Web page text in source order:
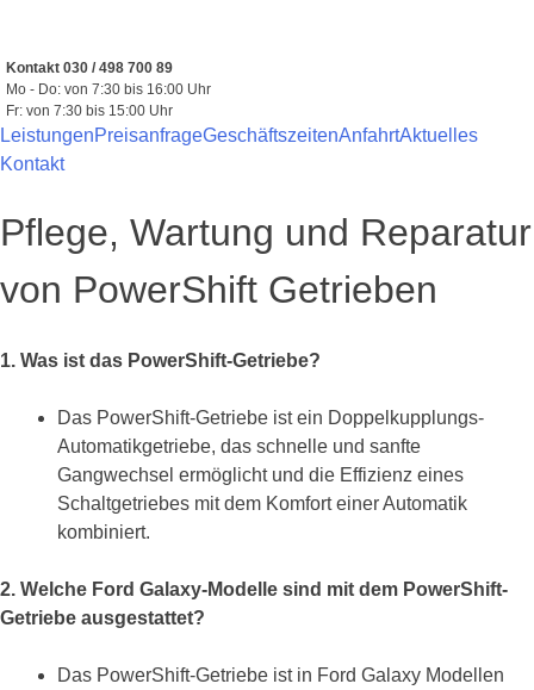
springen
Kontakt 030 / 498 700 89
Mo - Do: von 7:30 bis 16:00 Uhr
Fr: von 7:30 bis 15:00 Uhr
LeistungenPreisanfrageGeschäftszeitenAnfahrtAktuelles
Kontakt
Pflege, Wartung und Reparatur
von PowerShift Getrieben
1. Was ist das PowerShift-Getriebe?
Das PowerShift-Getriebe ist ein Doppelkupplungs-
Automatikgetriebe, das schnelle und sanfte
Gangwechsel ermöglicht und die Effizienz eines
Schaltgetriebes mit dem Komfort einer Automatik
kombiniert.
2. Welche Ford Galaxy-Modelle sind mit dem PowerShift-
Getriebe ausgestattet?
Das PowerShift-Getriebe ist in Ford Galaxy Modellen